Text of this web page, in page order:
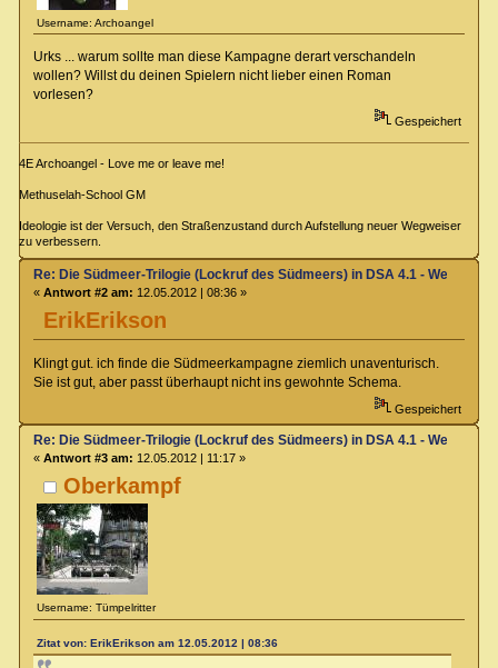
Username: Archoangel
Urks ... warum sollte man diese Kampagne derart verschandeln
wollen? Willst du deinen Spielern nicht lieber einen Roman
vorlesen?
Gespeichert
4E Archoangel - Love me or leave me!
Methuselah-School GM
Ideologie ist der Versuch, den Straßenzustand durch Aufstellung neuer Wegweiser
zu verbessern.
ErikErikson
Re: Die Südmeer-Trilogie (Lockruf des Südmeers) in DSA 4.1 - Wer hat
« Antwort #2 am: 12.05.2012 | 08:36 »
Klingt gut. ich finde die Südmeerkampagne ziemlich unaventurisch.
Sie ist gut, aber passt überhaupt nicht ins gewohnte Schema.
Gespeichert
Oberkampf
Username: Tümpelritter
Re: Die Südmeer-Trilogie (Lockruf des Südmeers) in DSA 4.1 - Wer hat
« Antwort #3 am: 12.05.2012 | 11:17 »
Zitat von: ErikErikson am 12.05.2012 | 08:36